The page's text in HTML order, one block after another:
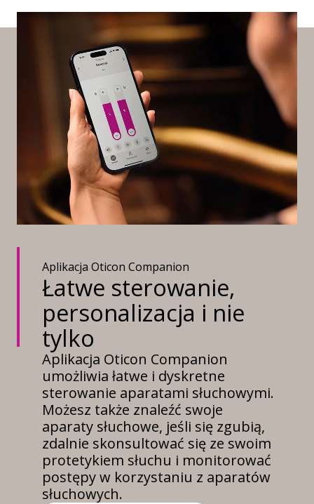
Aplikacja Oticon Companion
Łatwe sterowanie,
personalizacja i nie
tylko
Aplikacja Oticon Companion
umożliwia łatwe i dyskretne
sterowanie aparatami słuchowymi.
Możesz także znaleźć swoje
aparaty słuchowe, jeśli się zgubią,
zdalnie skonsultować się ze swoim
protetykiem słuchu i monitorować
postępy w korzystaniu z aparatów
słuchowych.